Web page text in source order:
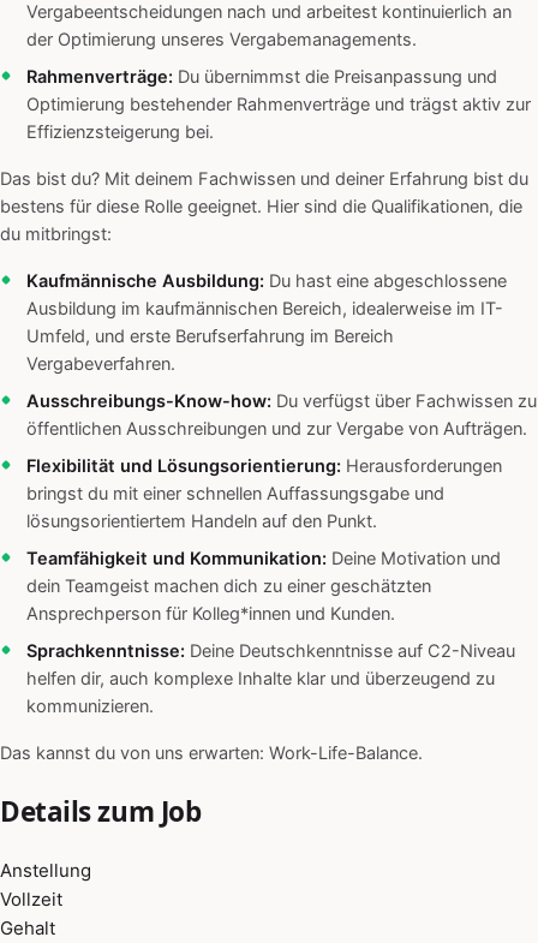
Vergabeentscheidungen nach und arbeitest kontinuierlich an
der Optimierung unseres Vergabemanagements.
Rahmenverträge: Du übernimmst die Preisanpassung und
Optimierung bestehender Rahmenverträge und trägst aktiv zur
Effizienzsteigerung bei.
Das bist du? Mit deinem Fachwissen und deiner Erfahrung bist du
bestens für diese Rolle geeignet. Hier sind die Qualifikationen, die
du mitbringst:
Kaufmännische Ausbildung: Du hast eine abgeschlossene
Ausbildung im kaufmännischen Bereich, idealerweise im IT-
Umfeld, und erste Berufserfahrung im Bereich
Vergabeverfahren.
Ausschreibungs-Know-how: Du verfügst über Fachwissen zu
öffentlichen Ausschreibungen und zur Vergabe von Aufträgen.
Flexibilität und Lösungsorientierung: Herausforderungen
bringst du mit einer schnellen Auffassungsgabe und
lösungsorientiertem Handeln auf den Punkt.
Teamfähigkeit und Kommunikation: Deine Motivation und
dein Teamgeist machen dich zu einer geschätzten
Ansprechperson für Kolleg*innen und Kunden.
Sprachkenntnisse: Deine Deutschkenntnisse auf C2-Niveau
helfen dir, auch komplexe Inhalte klar und überzeugend zu
kommunizieren.
Das kannst du von uns erwarten: Work-Life-Balance.
Details zum Job
Anstellung
Vollzeit
Gehalt